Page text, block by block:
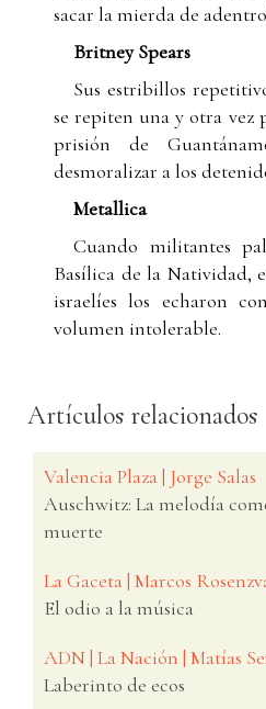
sacar la mierda de
Britney Spears
Sus estribillos
se repiten una y otra vez
prisión de
desmoralizar a los
Metallica
Cuando militantes
Basílica de la Natividad,
israelíes los echaron
volumen intolerable.
Artículos relacionados
Valencia Plaza | Jorge Salas
Auschwitz: La melodía
muerte
La Gaceta | Marcos
El odio a la música
ADN | La Nación | Matías
Laberinto de ecos